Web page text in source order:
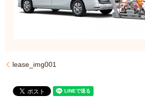
lease_img001